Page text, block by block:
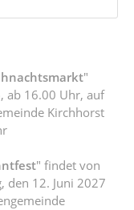
"
ab 16.00 Uhr, auf
Kirchhorst
" findet von
den 12. Juni 2027